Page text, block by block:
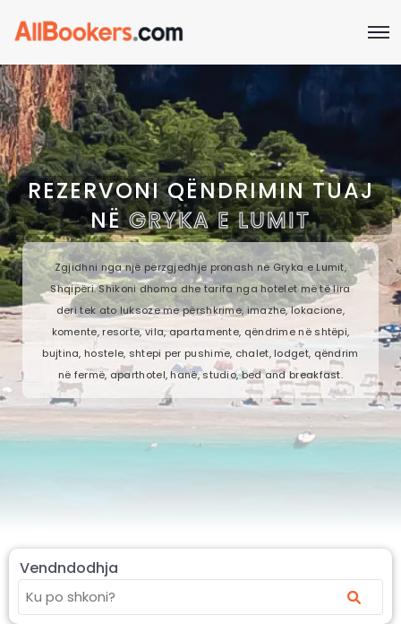
REZERVONI QËNDRIMIN TUAJ
NËGRYKA E LUMIT
Zgjidhni nga një përzgjedhje pronash në Gryka e Lumit,
Shqipëri. Shikoni dhoma dhe tarifa nga hotelet më të lira
deri tek ato luksoze me përshkrime, imazhe, lokacione,
komente, resorte, vila, apartamente, qëndrime në shtëpi,
bujtina, hostele, shtepi per pushime, chalet, lodget, qëndrim
në fermë, aparthotel, hanë, studio, bed and breakfast.
Vendndodhja